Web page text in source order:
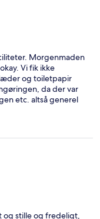
Morgenmaden
Vi fik ikke
og toiletpapir
da der var
etc. altså generel
og stille og fredeligt,